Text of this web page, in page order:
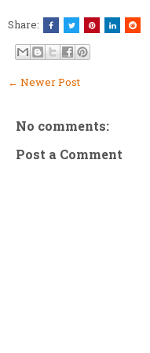
Share:
← Newer Post
No comments:
Post a Comment